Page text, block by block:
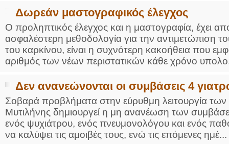
Δωρεάν μαστογραφικός έλεγχος
Ο προληπτικός έλεγχος και η μαστογραφία, έχει
ασφαλέστερη μεθοδολογία για την αντιμετώπιση
του καρκίνου, είναι η συχνότερη κακοήθεια που
αριθμός των νέων περιστατικών κάθε χρόνο
Δεν ανανεώνονται οι συμβάσεις 4
Σοβαρά προβλήματα στην εύρυθμη λειτουργία
Μυτιλήνης δημιουργεί η μη ανανέωση των
ενός ψυχιάτρου, ενός πνευμονολόγου και ενός
να καλύψει τις αμοιβές τους, ενώ τις επόμενες ημέ...